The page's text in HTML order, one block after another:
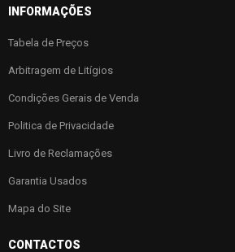
INFORMAÇÕES
Tabela de Preços
Arbitragem de Litígios
Condições Gerais de Venda
Politica de Privacidade
Livro de Reclamações
Garantia Usados
Mapa do Site
CONTACTOS